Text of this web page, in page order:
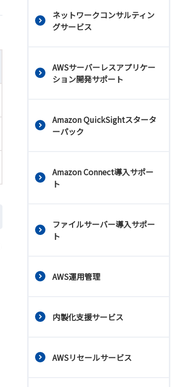
ネットワークコンサルティン
グサービス
AWSサーバーレスアプリケー
ション開発サポート
Amazon QuickSightスタータ
ーパック
Amazon Connect導入サポー
ト
ファイルサーバー導入サポー
ト
AWS運用管理
内製化支援サービス
AWSリセールサービス